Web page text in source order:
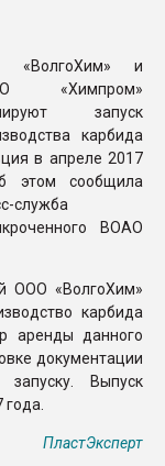
ПЕРЕЙТИ НА
«ВолгоХим» и
«Химпром»
запуск
карбида
в апреле 2017
этом сообщила
служба
ВОАО
ООО «ВолгоХим»
карбида
аренды данного
документации
запуску. Выпуск
ПластЭксперт